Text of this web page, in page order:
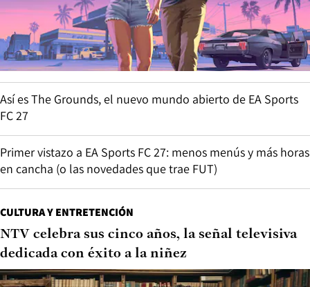
Así es The Grounds, el nuevo mundo abierto de EA Sports
FC 27
Primer vistazo a EA Sports FC 27: menos menús y más horas
en cancha (o las novedades que trae FUT)
CULTURA Y ENTRETENCIÓN
NTV celebra sus cinco años, la señal televisiva
dedicada con éxito a la niñez